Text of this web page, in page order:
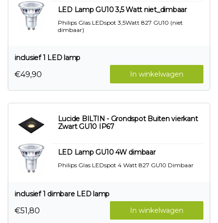
LED Lamp GU10 3,5 Watt niet_dimbaar
Philips Glas LEDspot 3,5Watt 827 GU10 (niet
dimbaar)
inclusief 1 LED lamp
In winkelwagen
€49,90
Lucide BILTIN - Grondspot Buiten vierkant
Zwart GU10 IP67
LED Lamp GU10 4W dimbaar
Philips Glas LEDspot 4 Watt 827 GU10 Dimbaar
inclusief 1 dimbare LED lamp
In winkelwagen
€51,80